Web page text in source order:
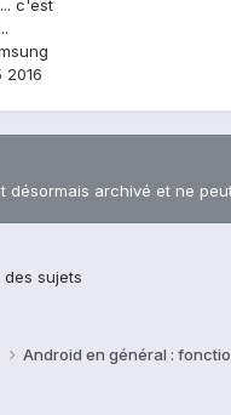
c'est
2016
désormais archivé et ne
sujets
Android en général :